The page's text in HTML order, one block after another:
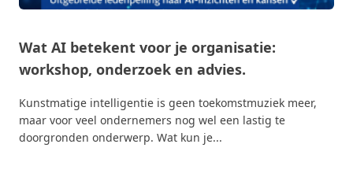
Wat AI betekent voor je organisatie:
workshop, onderzoek en advies.
Kunstmatige intelligentie is geen toekomstmuziek meer,
maar voor veel ondernemers nog wel een lastig te
doorgronden onderwerp. Wat kun je...